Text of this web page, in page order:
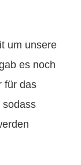
um unsere
es noch
für das
sodass